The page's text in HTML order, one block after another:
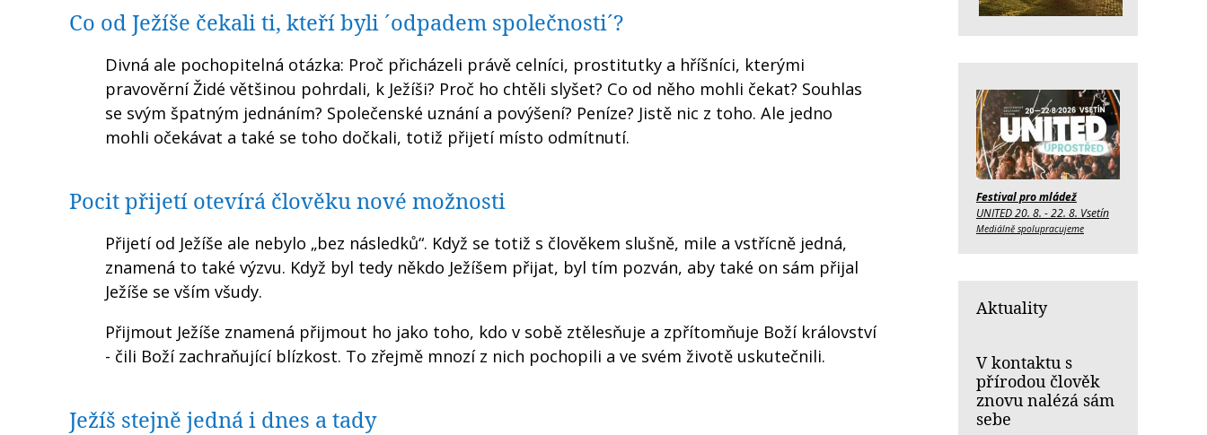
Co od Ježíše čekali ti, kteří byli ´odpadem společnosti´?
Divná ale pochopitelná otázka: Proč přicházeli právě celníci, prostitutky a hříšníci, kterými
pravověrní Židé většinou pohrdali, k Ježíši? Proč ho chtěli slyšet? Co od něho mohli čekat? Souhlas
se svým špatným jednáním? Společenské uznání a povýšení? Peníze? Jistě nic z toho. Ale jedno
mohli očekávat a také se toho dočkali, totiž přijetí místo odmítnutí.
Pocit přijetí otevírá člověku nové možnosti
Přijetí od Ježíše ale nebylo „bez následků“. Když se totiž s člověkem slušně, mile a vstřícně jedná,
znamená to také výzvu. Když byl tedy někdo Ježíšem přijat, byl tím pozván, aby také on sám přijal
Ježíše se vším všudy.
Přijmout Ježíše znamená přijmout ho jako toho, kdo v sobě ztělesňuje a zpřítomňuje Boží království
- čili Boží zachraňující blízkost. To zřejmě mnozí z nich pochopili a ve svém životě uskutečnili.
Ježíš stejně jedná i dnes a tady
Festival pro mládež
UNITED 20. 8. - 22. 8. Vsetín
Mediálně spolupracujeme
Aktuality
V kontaktu s
přírodou člověk
znovu nalézá sám
sebe